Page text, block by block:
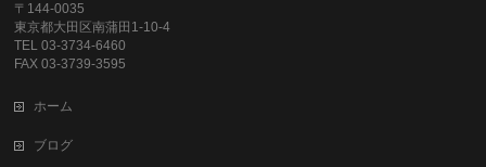
〒144-0035
東京都大田区南蒲田1-10-4
TEL 03-3734-6460
FAX 03-3739-3595
ホーム
ブログ